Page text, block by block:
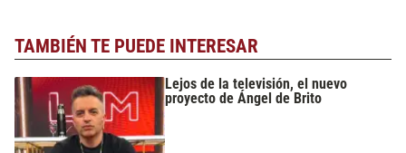
TAMBIÉN TE PUEDE INTERESAR
Lejos de la televisión, el nuevo
proyecto de Ángel de Brito